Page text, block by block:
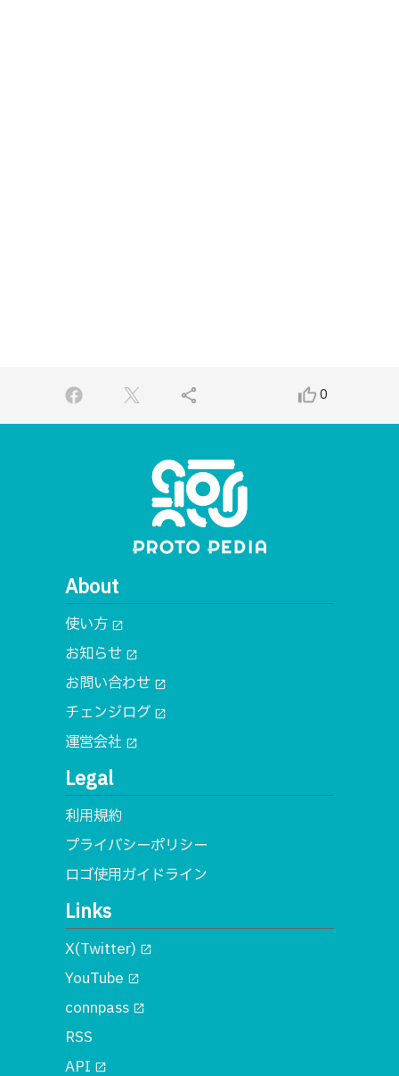
share thumb_up_alt0
About
使い方 open_in_new
お知らせ open_in_new
お問い合わせ open_in_new
チェンジログ open_in_new
運営会社 open_in_new
Legal
利用規約
プライバシーポリシー
ロゴ使用ガイドライン
Links
X(Twitter) open_in_new
YouTube open_in_new
connpass open_in_new
RSS
API open_in_new